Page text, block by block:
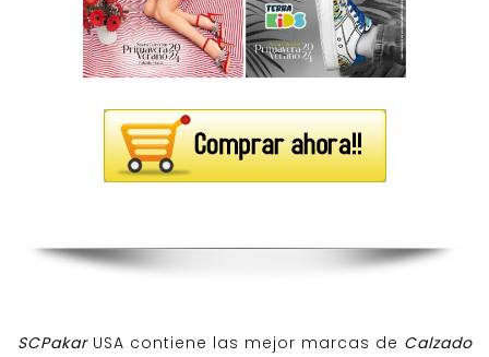
SCPakar USA contiene las mejor marcas de Calzado